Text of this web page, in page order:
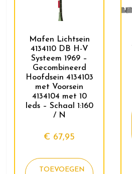
Mafen Lichtsein
4134110 DB H-V
Systeem 1969 –
Gecombineerd
Hoofdsein 4134103
met Voorsein
4134104 met 10
leds – Schaal 1:160
/ N
€ 67,95
TOEVOEGEN